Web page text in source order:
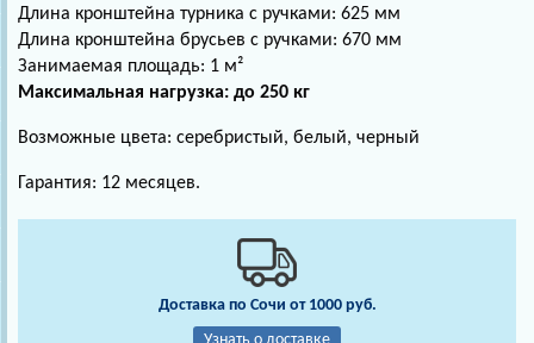
Длина кронштейна турника с ручками: 625 мм
Длина кронштейна брусьев с ручками: 670 мм
Занимаемая площадь: 1 м²
Максимальная нагрузка: до 250 кг
Возможные цвета: серебристый, белый, черный
Гарантия: 12 месяцев.
Доставка по Сочи от 1000 руб.